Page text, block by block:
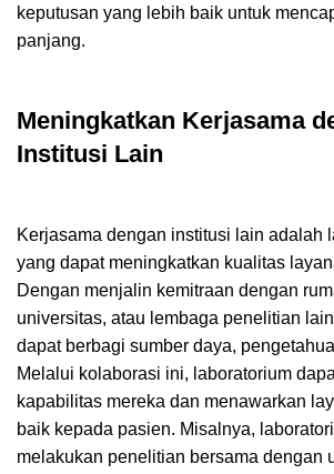
keputusan yang lebih baik untuk
panjang.
Meningkatkan Kerjasama
Institusi Lain
Kerjasama dengan institusi lain adalah
yang dapat meningkatkan kualitas
Dengan menjalin kemitraan dengan
universitas, atau lembaga penelitian
dapat berbagi sumber daya,
Melalui kolaborasi ini, laboratorium
kapabilitas mereka dan menawarkan
baik kepada pasien. Misalnya,
melakukan penelitian bersama dengan